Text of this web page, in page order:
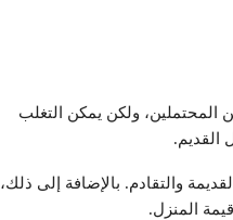
المحتملين، ولكن يمكن التغلب
القديم.
والتقادم. بالإضافة إلى ذلك،
المنزل.